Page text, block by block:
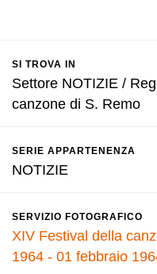
SI TROVA IN
Settore NOTIZIE /
canzone di S. Remo
SERIE APPARTENENZA
NOTIZIE
SERVIZIO FOTOGRAFICO
XIV Festival della
1964 - 01 febbraio